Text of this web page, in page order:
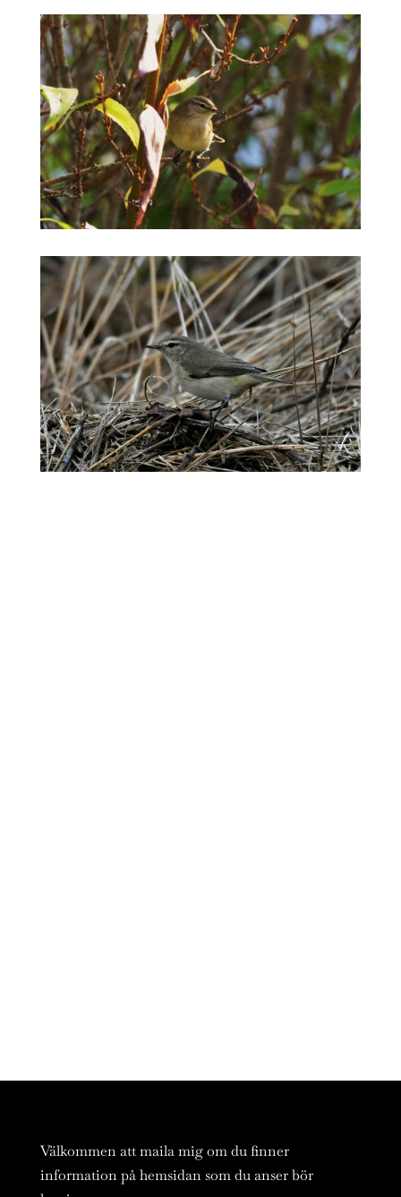
Välkommen att maila mig om du finner
information på hemsidan som du anser bör